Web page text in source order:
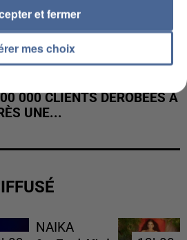
000 CLIENTS DÉROBÉES À
UNE...
NAIKA
mes choix
et fermer